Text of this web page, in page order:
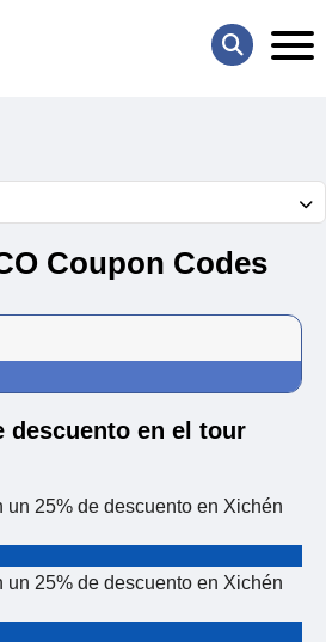
Coupon Codes
descuento en el tour
un 25% de descuento en Xichén
un 25% de descuento en Xichén